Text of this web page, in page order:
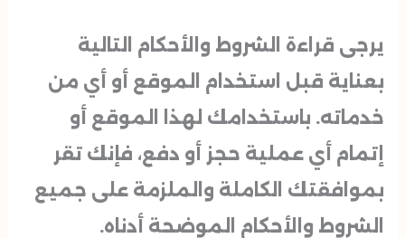
يرجى قراءة الشروط والأحكام التالية
بعناية قبل استخدام الموقع أو أي من
خدماته. باستخدامك لهذا الموقع أو
إتمام أي عملية حجز أو دفع، فإنك تقر
بموافقتك الكاملة والملزمة على جميع
الشروط والأحكام الموضحة أدناه.